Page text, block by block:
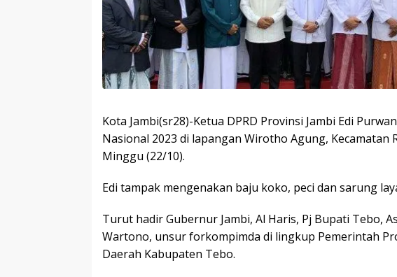
Kota Jambi(sr28)-Ketua DPRD Provinsi Jambi Edi
Nasional 2023 di lapangan Wirotho Agung, Kecamatan
Minggu (22/10).
Edi tampak mengenakan baju koko, peci dan sarung
Turut hadir Gubernur Jambi, Al Haris, Pj Bupati Tebo,
Wartono, unsur forkompimda di lingkup Pemerintah
Daerah Kabupaten Tebo.